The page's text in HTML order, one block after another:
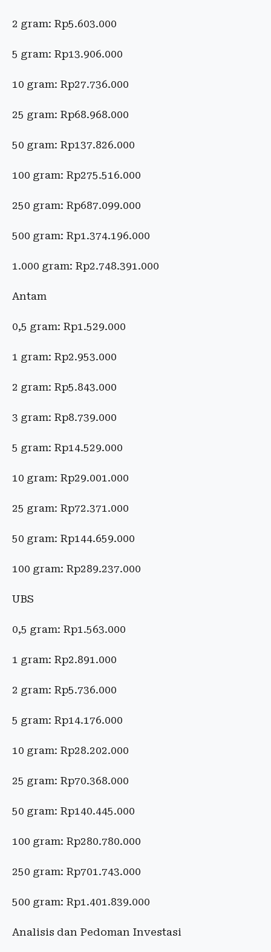
2 gram: Rp5.603.000
5 gram: Rp13.906.000
10 gram: Rp27.736.000
25 gram: Rp68.968.000
50 gram: Rp137.826.000
100 gram: Rp275.516.000
250 gram: Rp687.099.000
500 gram: Rp1.374.196.000
1.000 gram: Rp2.748.391.000
Antam
0,5 gram: Rp1.529.000
1 gram: Rp2.953.000
2 gram: Rp5.843.000
3 gram: Rp8.739.000
5 gram: Rp14.529.000
10 gram: Rp29.001.000
25 gram: Rp72.371.000
50 gram: Rp144.659.000
100 gram: Rp289.237.000
UBS
0,5 gram: Rp1.563.000
1 gram: Rp2.891.000
2 gram: Rp5.736.000
5 gram: Rp14.176.000
10 gram: Rp28.202.000
25 gram: Rp70.368.000
50 gram: Rp140.445.000
100 gram: Rp280.780.000
250 gram: Rp701.743.000
500 gram: Rp1.401.839.000
Analisis dan Pedoman Investasi